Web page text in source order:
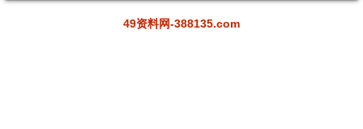
49资料网-388135.com